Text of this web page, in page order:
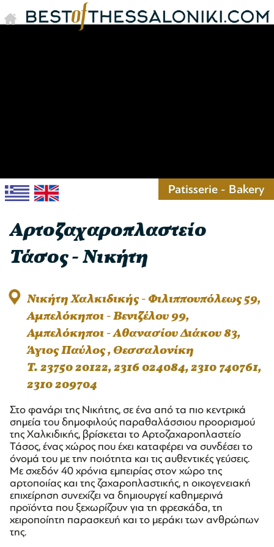
Patisserie - Bakery
Αρτοζαχαροπλαστείο
Τάσος - Νικήτη
Νικήτη Χαλκιδικής - Φιλιππουπόλεως 59,
Αμπελόκηποι - Βενιζέλου 99,
Αμπελόκηποι - Αθανασίου Διάκου 83,
Άγιος Παύλος , Θεσσαλονίκη
T. 23750 20122, 2316 024084, 2310 740761,
2310 209704
Στο φανάρι της Νικήτης, σε ένα από τα πιο κεντρικά
σημεία του δημοφιλούς παραθαλάσσιου προορισμού
της Χαλκιδικής, βρίσκεται το Αρτοζαχαροπλαστείο
Τάσος, ένας χώρος που έχει καταφέρει να συνδέσει το
όνομά του με την ποιότητα και τις αυθεντικές γεύσεις.
Με σχεδόν 40 χρόνια εμπειρίας στον χώρο της
αρτοποιίας και της ζαχαροπλαστικής, η οικογενειακή
επιχείρηση συνεχίζει να δημιουργεί καθημερινά
προϊόντα που ξεχωρίζουν για τη φρεσκάδα, τη
χειροποίητη παρασκευή και το μεράκι των ανθρώπων
της.